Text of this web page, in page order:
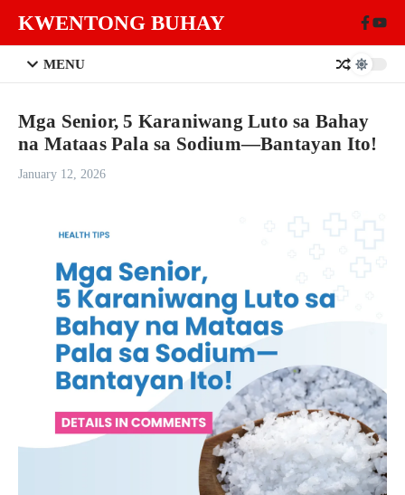
KWENTONG BUHAY
MENU
Mga Senior, 5 Karaniwang Luto sa Bahay
na Mataas Pala sa Sodium—Bantayan Ito!
January 12, 2026